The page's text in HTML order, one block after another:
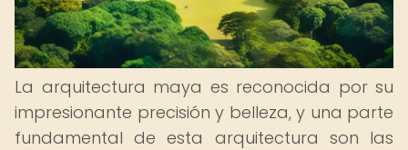
La arquitectura maya es reconocida por su
impresionante precisión y belleza, y una parte
fundamental de esta arquitectura son las